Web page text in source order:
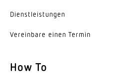
Dienst­leis­tungen
Vereinbare einen Termin
How To